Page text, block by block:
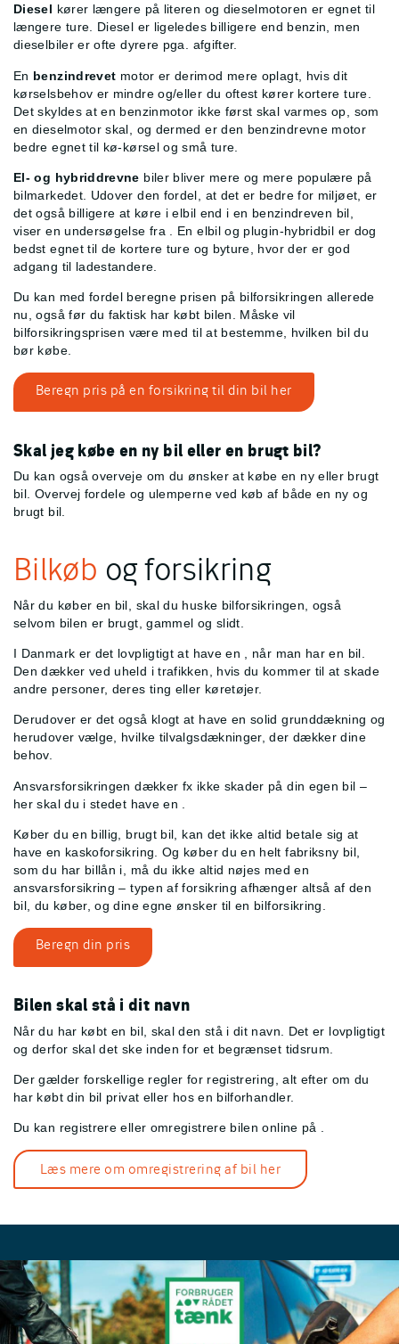
Diesel kører længere på literen og dieselmotoren er egnet til
længere ture. Diesel er ligeledes billigere end benzin, men
dieselbiler er ofte dyrere pga. afgifter.
En benzindrevet motor er derimod mere oplagt, hvis dit
kørselsbehov er mindre og/eller du oftest kører kortere ture.
Det skyldes at en benzinmotor ikke først skal varmes op, som
en dieselmotor skal, og dermed er den benzindrevne motor
bedre egnet til kø-kørsel og små ture.
El- og hybriddrevne biler bliver mere og mere populære på
bilmarkedet. Udover den fordel, at det er bedre for miljøet, er
det også billigere at køre i elbil end i en benzindreven bil,
viser en undersøgelse fra
. En elbil og plugin-hybridbil er dog
bedst egnet til de kortere ture og byture, hvor der er god
adgang til ladestandere.
Du kan med fordel beregne prisen på bilforsikringen allerede
nu, også før du faktisk har købt bilen. Måske vil
bilforsikringsprisen være med til at bestemme, hvilken bil du
bør købe.
Beregn pris på en forsikring til din bil her
Skal jeg købe en ny bil eller en brugt bil?
Du kan også overveje om du ønsker at købe en ny eller brugt
bil. Overvej fordele og ulemperne ved køb af både en ny og
brugt bil.
Bilkøb og forsikring
Når du køber en bil, skal du huske bilforsikringen, også
selvom bilen er brugt, gammel og slidt.
I Danmark er det lovpligtigt at have en
, når man har en bil.
Den dækker ved uheld i trafikken, hvis du kommer til at skade
andre personer, deres ting eller køretøjer.
Derudover er det også klogt at have en solid grunddækning og
herudover vælge, hvilke tilvalgsdækninger, der dækker dine
behov.
Ansvarsforsikringen dækker fx ikke skader på din egen bil –
her skal du i stedet have en
Køber du en billig, brugt bil, kan det ikke altid betale sig at
have en kaskoforsikring. Og køber du en helt fabriksny bil,
som du har billån i, må du ikke altid nøjes med en
ansvarsforsikring – typen af forsikring afhænger altså af den
bil, du køber, og dine egne ønsker til en bilforsikring.
Beregn din pris
Bilen skal stå i dit navn
Når du har købt en bil, skal den stå i dit navn. Det er lovpligtigt
og derfor skal det ske inden for et begrænset tidsrum.
Der gælder forskellige regler for registrering, alt efter om du
har købt din bil privat eller hos en bilforhandler.
Du kan registrere eller omregistrere bilen online på .
Læs mere om omregistrering af bil her